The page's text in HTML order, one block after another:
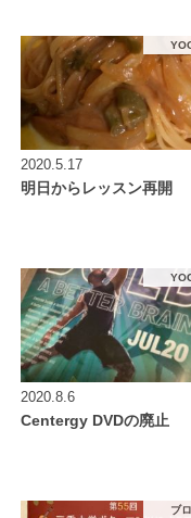
2020.5.17
明日からレッスン再開
2020.8.6
Centergy DVDの廃止
ブ